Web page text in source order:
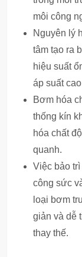
môi công
Nguyên lý
tâm tạo ra
hiệu suất
áp suất
Bơm hóa
thống kín
hóa chất
quanh.
Việc bảo
công sức
loại bơm
giản và dễ
thay thế.